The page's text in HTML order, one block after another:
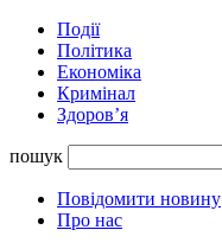
Події
Політика
Економіка
Кримінал
Здоров’я
пошук
Повідомити новину
Про нас